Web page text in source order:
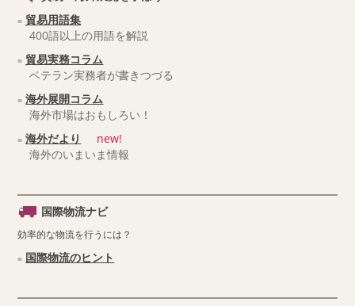
貿易用語集
400語以上の用語を解説
貿易実務コラム
ベテラン実務者が書きつづる
海外展開コラム
海外市場はおもしろい！
海外だより
new!
海外のいまいま情報
国際物流ナビ
効率的な物流を行うには？
国際物流のヒント